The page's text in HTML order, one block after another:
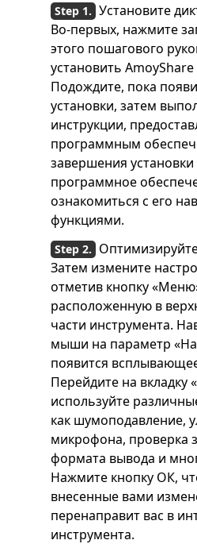
Установите
Во-первых, нажмите
этого пошагового
установить
Подождите, пока
установки, затем
инструкции,
программным
завершения установки
программное
ознакомиться с его
функциями.
Затем измените
отметив кнопку
расположенную в
части инструмента.
мыши на параметр
появится
Перейдите на вкладку
используйте
как шумоподавление,
микрофона, проверка
формата вывода и
Нажмите кнопку ОК,
внесенные вами
перенаправит вас в
инструмента.